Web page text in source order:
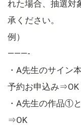
れた場合、抽選対
承ください。
例）
———-
・A先生のサイン
予約お申込み⇒OK
・A先生の作品①
⇒OK